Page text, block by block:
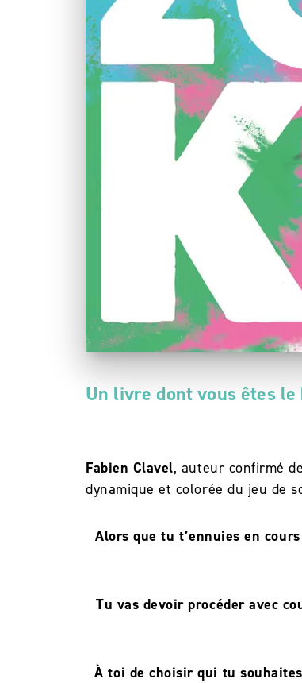
Un livre dont vous êtes
Fabien Clavel, auteur confirmé
dynamique et colorée du jeu de
Alors que tu t’ennuies en
Tu vas devoir procéder avec
À toi de choisir qui tu